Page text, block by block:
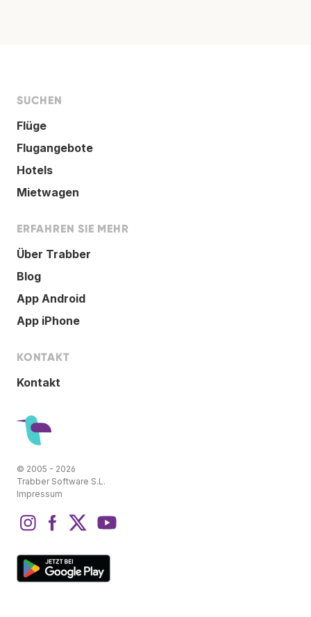
SUCHEN
Flüge
Flugangebote
Hotels
Mietwagen
ERFAHREN SIE MEHR
Über Trabber
Blog
App Android
App iPhone
KONTAKT
Kontakt
© 2005 - 2026
Trabber Software S.L.
Impressum